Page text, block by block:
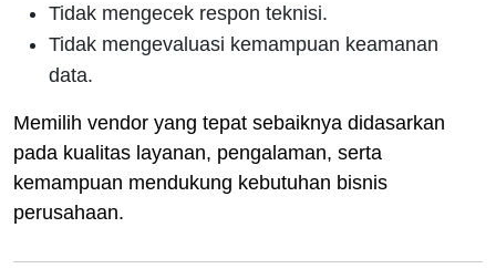
Tidak mengecek respon teknisi.
Tidak mengevaluasi kemampuan keamanan
data.
Memilih vendor yang tepat sebaiknya didasarkan
pada kualitas layanan, pengalaman, serta
kemampuan mendukung kebutuhan bisnis
perusahaan.